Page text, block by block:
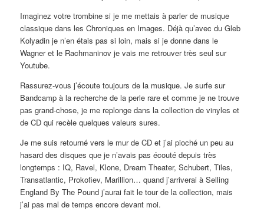
Imaginez votre trombine si je me mettais à parler de musique
classique dans les Chroniques en Images. Déjà qu’avec du Gleb
Kolyadin je n’en étais pas si loin, mais si je donne dans le
Wagner et le Rachmaninov je vais me retrouver très seul sur
Youtube.
Rassurez-vous j’écoute toujours de la musique. Je surfe sur
Bandcamp à la recherche de la perle rare et comme je ne trouve
pas grand-chose, je me replonge dans la collection de vinyles et
de CD qui recèle quelques valeurs sures.
Je me suis retourné vers le mur de CD et j’ai pioché un peu au
hasard des disques que je n’avais pas écouté depuis très
longtemps : IQ, Ravel, Klone, Dream Theater, Schubert, Tiles,
Transatlantic, Prokofiev, Marillion… quand j’arriverai à Selling
England By The Pound j’aurai fait le tour de la collection, mais
j’ai pas mal de temps encore devant moi.